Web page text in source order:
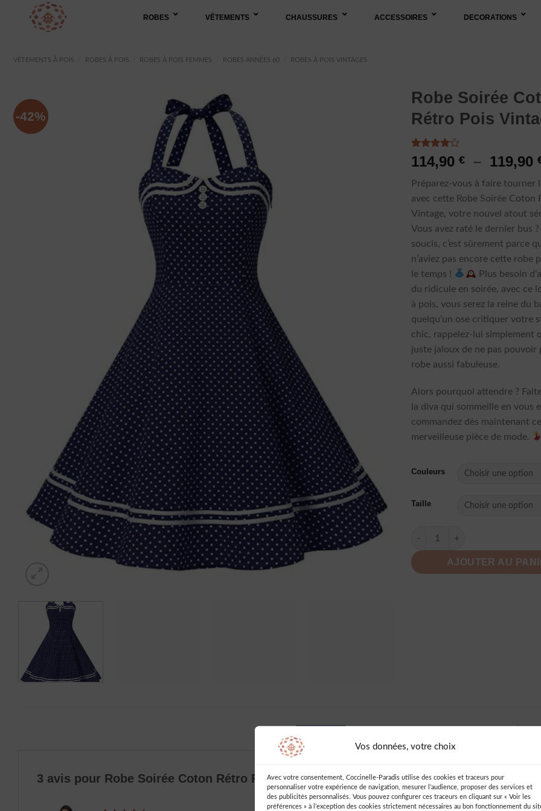
Vos données, votre choix
Avec votre consentement, Coccinelle-Paradis utilise des cookies et traceurs pour
personnaliser votre expérience de navigation, mesurer l’audience, proposer des services et
des publicités personnalisés. Vous pouvez configurer ces traceurs en cliquant sur « Voir les
préférences » à l’exception des cookies strictement nécessaires au bon fonctionnement du
ROBES VÊTEMENTS CHAUSSURES ACCESSOIRES DECORATIONS
VÊTEMENTS À POIS ROBES À POIS ROBES À POIS FEMMES ROBES ANNÉES 60 ROBES À POIS VINTAGES
-42%
Robe Soirée
Rétro Pois
Noté
4.00sur
sur
3
notations
client
114,90€ – 119,90
Préparez-vous à faire tourner
avec cette Robe Soirée Coton
Vintage, votre nouvel atout
Vous avez raté le dernier bus ?
soucis, c’est sûrement parce
n’aviez pas encore cette robe
le temps !
Plus besoin
du ridicule en soirée, avec ce
à pois, vous serez la reine du
quelqu’un ose critiquer votre
chic, rappelez-lui simplement
juste jaloux de ne pas pouvoir
robe aussi fabuleuse.
Alors pourquoi attendre ?
la diva qui sommeille en vous
commandez dès maintenant
merveilleuse pièce de mode.
Couleurs
Taille
AJOUTER AU
3 avis pour Robe Soirée Coton Rétro Pois Vintage
Ajouter un Avis